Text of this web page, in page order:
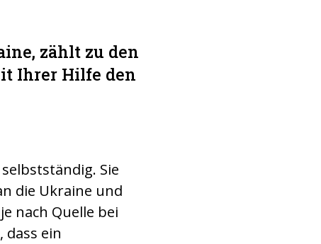
zählt zu den
Ihrer Hilfe den
Sie
die Ukraine und
nach Quelle bei
dass ein